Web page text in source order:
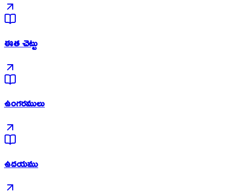
ఈత చెట్టు
ఉంగరములు
ఉదయము